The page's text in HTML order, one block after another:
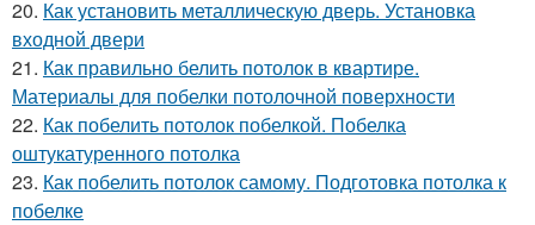
20. Как установить металлическую дверь. Установка
входной двери
21. Как правильно белить потолок в квартире.
Материалы для побелки потолочной поверхности
22. Как побелить потолок побелкой. Побелка
оштукатуренного потолка
23. Как побелить потолок самому. Подготовка потолка к
побелке